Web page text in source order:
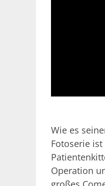
o
n
d
s
f
Wie es
Fotoserie
Operation